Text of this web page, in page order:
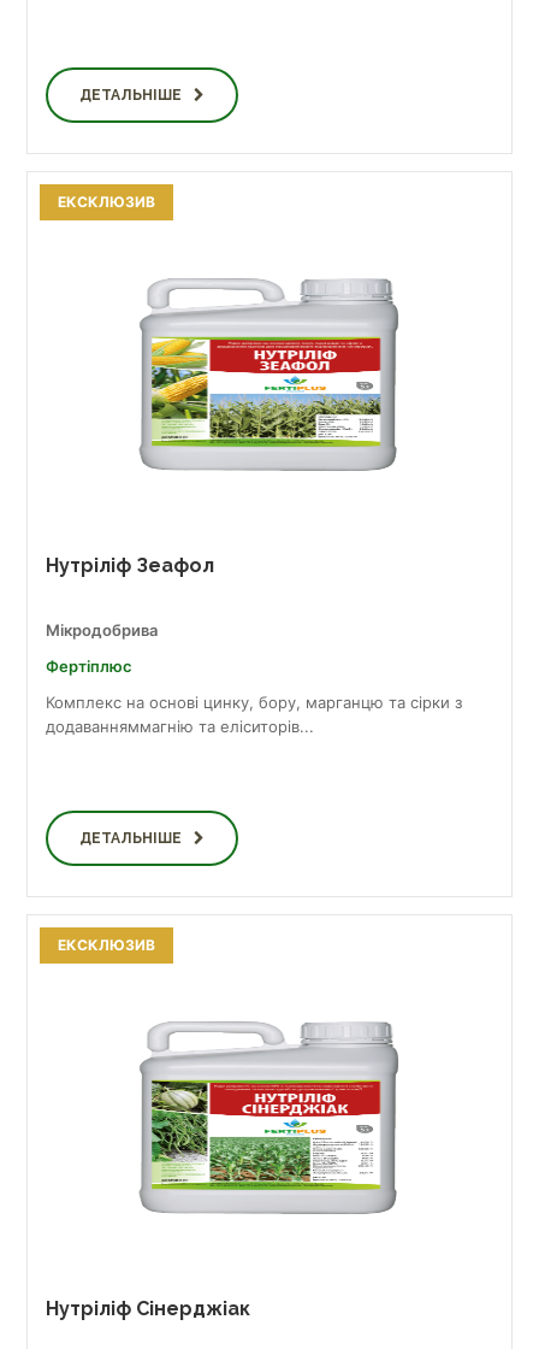
ДЕТАЛЬНІШЕ
Нутріліф Зеафол
Мікродобрива
Фертіплюс
Комплекс на основі цинку, бору, марганцю та сірки з
додаванняммагнію та еліситорів...
ДЕТАЛЬНІШЕ
ЕКСКЛЮЗИВ
Нутріліф Сінерджіак
ЕКСКЛЮЗИВ